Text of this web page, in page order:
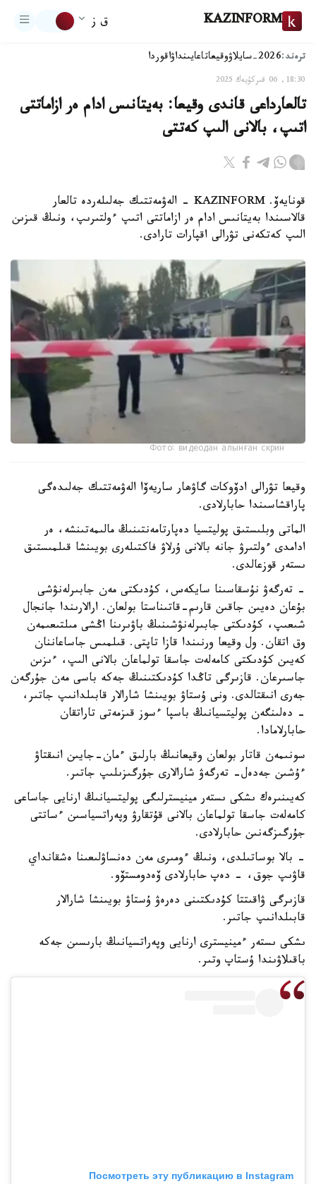
KAZINFORM ق ز
ترەند:2026-سايلاۋ وقيعاتاعايىنداۋاقوردا
18:30, 06 قىركۇيەك 2025
تالعارداعى قاندى وقيعا: بەيتانىس ادام ەر ازاماتتى
اتىپ، بالانى الىپ كەتتى
قونايەۆ. KAZINFORM - الەۋمەتتىك جەلىلەردە تالعار
قالاسىندا بەيتانىس ادام ەر ازاماتتى اتىپ ءولتىرىپ، ونىڭ قىزىن
الىپ كەتكەنى تۋرالى اقپارات تارادى.
Фото: видеодан алынған скрин
وقيعا تۋرالى ادۆوكات گاۋھار ساريەۆا الەۋمەتتىك جەلىدەگى
پاراقشاسىندا حابارلادى.
الماتى وبلىستىق پوليتسيا دەپارتامەنتىنىڭ مالىمەتىنشە، ەر
ادامدى ءولتىرۋ جانە بالانى ۇرلاۋ فاكتىلەرى بويىنشا قىلمىستىق
ىستەر قوزعالدى.
- تەرگەۋ نۇسقاسىنا سايكەس، كۇدىكتى مەن جابىرلەنۋشى
بۇعان دەيىن جاقىن قارىم-قاتىناستا بولعان. ارالارىندا جانجال
شىعىپ، كۇدىكتى جابىرلەنۋشىنىڭ باۋىرىنا اڭشى مىلتىعىمەن
وق اتقان. ول وقيعا ورنىندا قازا تاپتى. قىلمىس جاساعاننان
كەيىن كۇدىكتى كامەلەت جاسقا تولماعان بالانى الىپ، ءىزىن
جاسىرعان. قازىرگى تاڭدا كۇدىكتىنىڭ جەكە باسى مەن جۇرگەن
جەرى انىقتالدى. ونى ۇستاۋ بويىنشا شارالار قابىلدانىپ جاتىر،
- دەلىنگەن پوليتسيانىڭ باسپا ءسوز قىزمەتى تاراتقان
حابارلامادا.
سونىمەن قاتار بولعان وقيعانىڭ بارلىق ءمان-جايىن انىقتاۋ
ءۇشىن جەدەل- تەرگەۋ شارالارى جۇرگىزىلىپ جاتىر.
كەيىنىرەك ىشكى ىستەر مينيسترلىگى پوليتسيانىڭ ارنايى جاساعى
كامەلەت جاسقا تولماعان بالانى قۇتقارۋ وپەراتسياسىن ءساتتى
جۇرگىزگەنىن حابارلادى.
- بالا بوساتىلدى، ونىڭ ءومىرى مەن دەنساۋلىعىنا ەشقانداي
قاۋىپ جوق، - دەپ حابارلادى ۆەدومستۆو.
قازىرگى ۋاقىتتا كۇدىكتىنى دەرەۋ ۇستاۋ بويىنشا شارالار
قابىلدانىپ جاتىر.
ىشكى ىستەر ءمينيسترى ارنايى وپەراتسيانىڭ بارىسىن جەكە
باقىلاۋىندا ۇستاپ وتىر.
Посмотреть эту публикацию в Instagram